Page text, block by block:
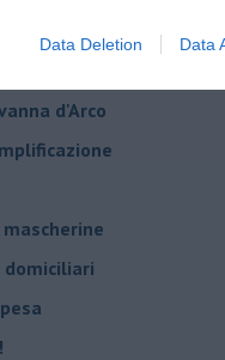
Data Deletion Data
d'Arco
domiciliari